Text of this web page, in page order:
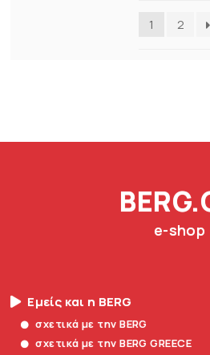
1 2
e-shop
Εμείς και η BERG
σχετικά με την BERG
σχετικά με την BERG GREECE